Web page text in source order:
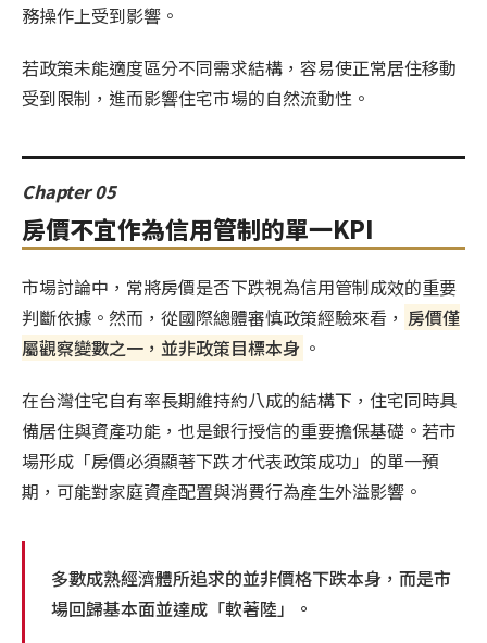
務操作上受到影響。
若政策未能適度區分不同需求結構，容易使正常居住移動
受到限制，進而影響住宅市場的自然流動性。
Chapter 05
房價不宜作為信用管制的單一KPI
市場討論中，常將房價是否下跌視為信用管制成效的重要
判斷依據。然而，從國際總體審慎政策經驗來看， 房價僅
屬觀察變數之一，並非政策目標本身 。
在台灣住宅自有率長期維持約八成的結構下，住宅同時具
備居住與資產功能，也是銀行授信的重要擔保基礎。若市
場形成「房價必須顯著下跌才代表政策成功」的單一預
期，可能對家庭資產配置與消費行為產生外溢影響。
多數成熟經濟體所追求的並非價格下跌本身，而是市
場回歸基本面並達成「軟著陸」。